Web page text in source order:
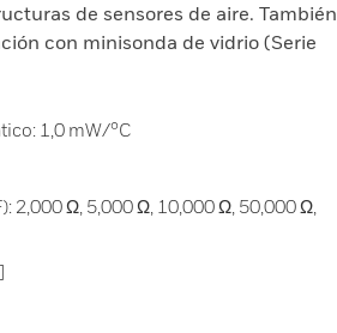
de sensores de aire. También
con minisonda de vidrio (Serie
1,0 mW/°C
2,000 Ω, 5,000 Ω, 10,000 Ω, 50,000 Ω,